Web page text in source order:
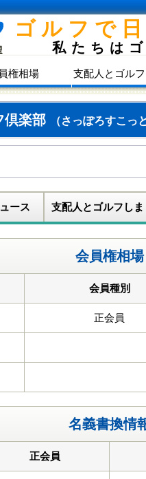
ゴルフで
私たちは
権相場 支配人とゴル
倶楽部 （さっぽろすこっ
ース 支配人とゴルフしま
会員権相場
会員種別
正会員
名義書換情
正会員